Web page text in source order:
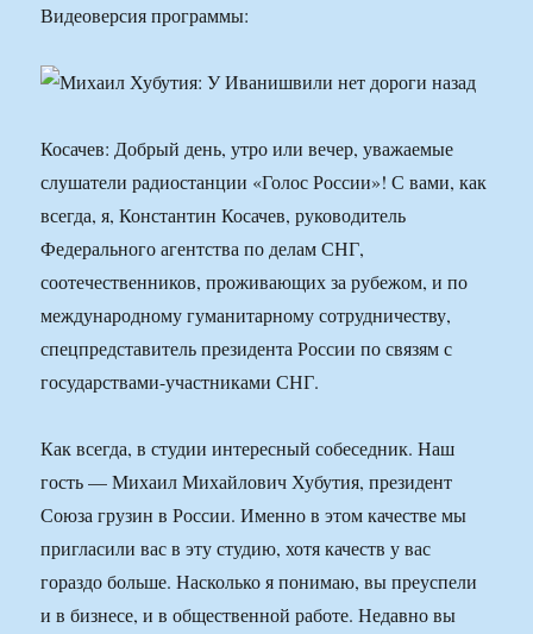
Видеоверсия программы:
Косачев: Добрый день, утро или вечер, уважаемые
слушатели радиостанции «Голос России»! С вами, как
всегда, я, Константин Косачев, руководитель
Федерального агентства по делам СНГ,
соотечественников, проживающих за рубежом, и по
международному гуманитарному сотрудничеству,
спецпредставитель президента России по связям с
государствами-участниками СНГ.
Как всегда, в студии интересный собеседник. Наш
гость — Михаил Михайлович Хубутия, президент
Союза грузин в России. Именно в этом качестве мы
пригласили вас в эту студию, хотя качеств у вас
гораздо больше. Насколько я понимаю, вы преуспели
и в бизнесе, и в общественной работе. Недавно вы